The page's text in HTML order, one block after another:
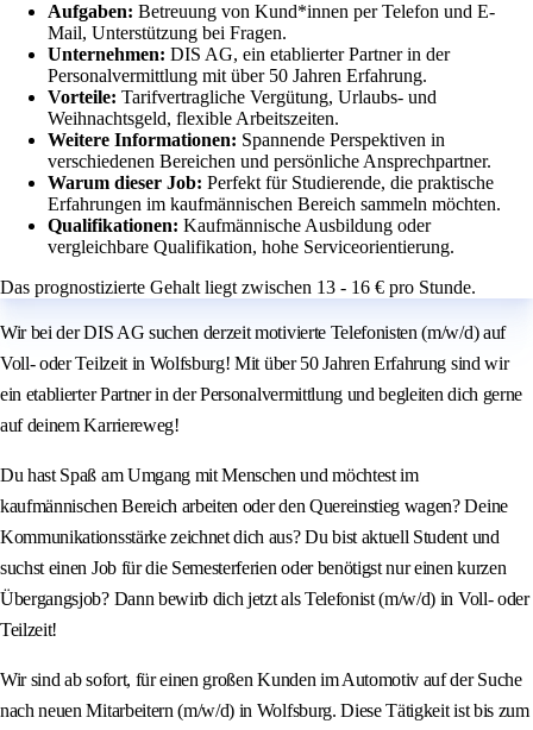
Aufgaben: Betreuung von Kund*innen per Telefon und E-
Mail, Unterstützung bei Fragen.
Unternehmen: DIS AG, ein etablierter Partner in der
Personalvermittlung mit über 50 Jahren Erfahrung.
Vorteile: Tarifvertragliche Vergütung, Urlaubs- und
Weihnachtsgeld, flexible Arbeitszeiten.
Weitere Informationen: Spannende Perspektiven in
verschiedenen Bereichen und persönliche Ansprechpartner.
Warum dieser Job: Perfekt für Studierende, die praktische
Erfahrungen im kaufmännischen Bereich sammeln möchten.
Qualifikationen: Kaufmännische Ausbildung oder
vergleichbare Qualifikation, hohe Serviceorientierung.
Das prognostizierte Gehalt liegt zwischen 13 - 16 € pro Stunde.
Wir bei der DIS AG suchen derzeit motivierte Telefonisten (m/w/d) auf
Voll- oder Teilzeit in Wolfsburg! Mit über 50 Jahren Erfahrung sind wir
ein etablierter Partner in der Personalvermittlung und begleiten dich gerne
auf deinem Karriereweg!
Du hast Spaß am Umgang mit Menschen und möchtest im
kaufmännischen Bereich arbeiten oder den Quereinstieg wagen? Deine
Kommunikationsstärke zeichnet dich aus? Du bist aktuell Student und
suchst einen Job für die Semesterferien oder benötigst nur einen kurzen
Übergangsjob? Dann bewirb dich jetzt als Telefonist (m/w/d) in Voll- oder
Teilzeit!
Wir sind ab sofort, für einen großen Kunden im Automotiv auf der Suche
nach neuen Mitarbeitern (m/w/d) in Wolfsburg. Diese Tätigkeit ist bis zum